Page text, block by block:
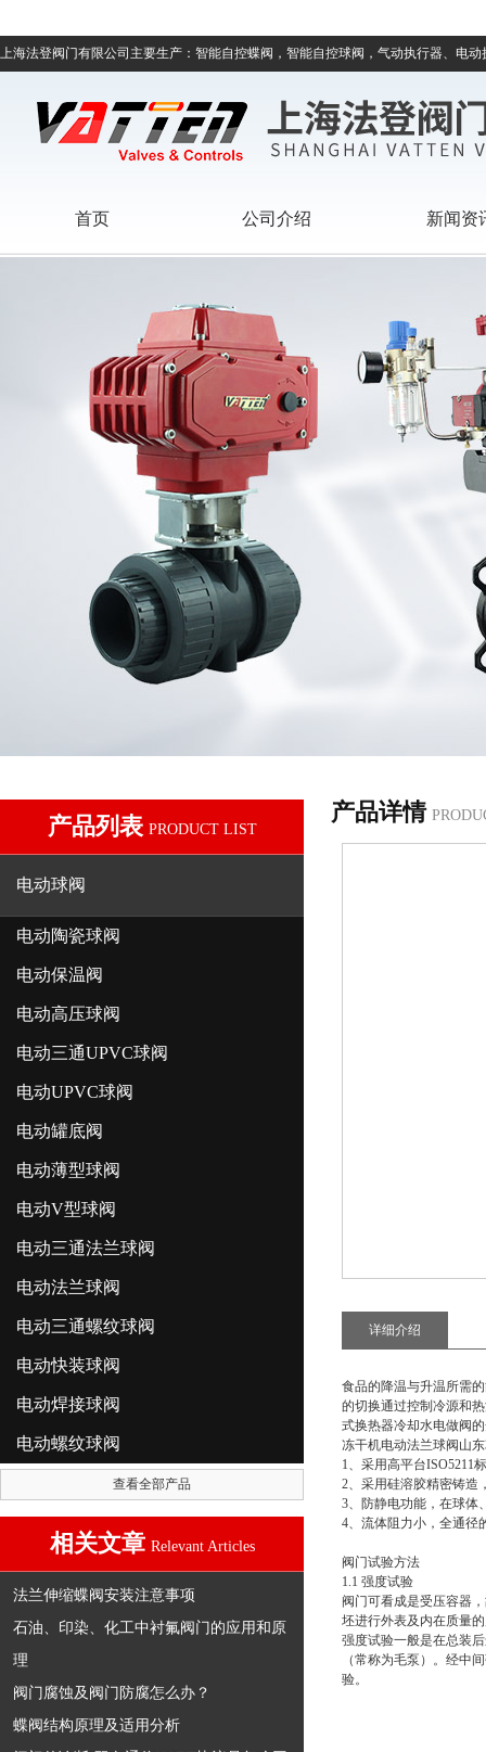
上海法登阀门有限公司主要生产：智能自控蝶阀，智能自控球阀，气动执行器、电
首页 公司介绍 新闻资
产品列表 PRODUCT LIST
电动球阀
电动陶瓷球阀
电动保温阀
电动高压球阀
电动三通UPVC球阀
电动UPVC球阀
电动罐底阀
电动薄型球阀
电动V型球阀
电动三通法兰球阀
电动法兰球阀
电动三通螺纹球阀
电动快装球阀
电动焊接球阀
电动螺纹球阀
查看全部产品
相关文章 Relevant Articles
法兰伸缩蝶阀安装注意事项
石油、印染、化工中衬氟阀门的应用和原
理
阀门腐蚀及阀门防腐怎么办？
蝶阀结构原理及适用分析
产品详情
详细介绍
食品的降温与升温所需
的切换通过控制冷源和
式换热器冷却水电做阀
冻干机电动法兰球阀山
1、采用高平台ISO5211
2、采用硅溶胶精密铸造
3、防静电功能，在球体
4、流体阻力小，全通径
阀门试验方法
1.1 强度试验
阀门可看成是受压容器
坯进行外表及内在质量
强度试验一般是在总装
（常称为毛泵）。经中
验。